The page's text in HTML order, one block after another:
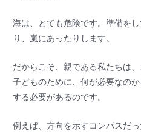
海は、とても危険です。準備を
り、嵐にあったりします。
だからこそ、親である私たちは
子どものために、何が必要なの
する必要があるのです。
例えば、方向を示すコンパスだ